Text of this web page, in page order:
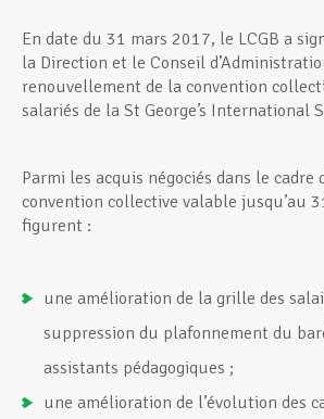
En date du 31 mars 2017, le LCGB a
la Direction et le Conseil
renouvellement de la convention
salariés de la St George’s International
Parmi les acquis négociés dans le
convention collective valable jusqu’au
figurent :
une amélioration de la grille des
suppression du plafonnement du
assistants pédagogiques ;
une amélioration de l’évolution des